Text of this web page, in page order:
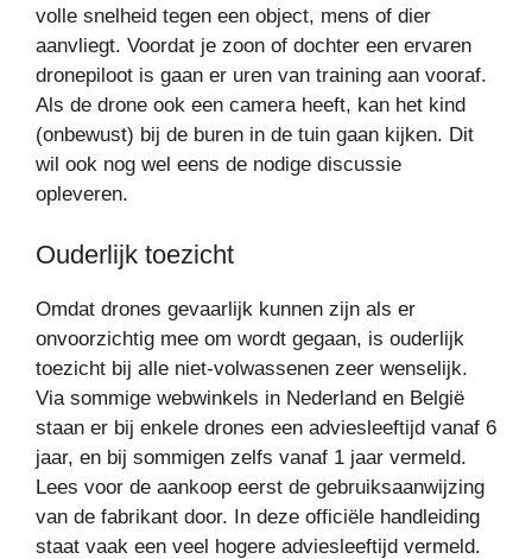
volle snelheid tegen een object, mens of dier
aanvliegt. Voordat je zoon of dochter een ervaren
dronepiloot is gaan er uren van training aan vooraf.
Als de drone ook een camera heeft, kan het kind
(onbewust) bij de buren in de tuin gaan kijken. Dit
wil ook nog wel eens de nodige discussie
opleveren.
Ouderlijk toezicht
Omdat drones gevaarlijk kunnen zijn als er
onvoorzichtig mee om wordt gegaan, is ouderlijk
toezicht bij alle niet-volwassenen zeer wenselijk.
Via sommige webwinkels in Nederland en België
staan er bij enkele drones een adviesleeftijd vanaf 6
jaar, en bij sommigen zelfs vanaf 1 jaar vermeld.
Lees voor de aankoop eerst de gebruiksaanwijzing
van de fabrikant door. In deze officiële handleiding
staat vaak een veel hogere adviesleeftijd vermeld.